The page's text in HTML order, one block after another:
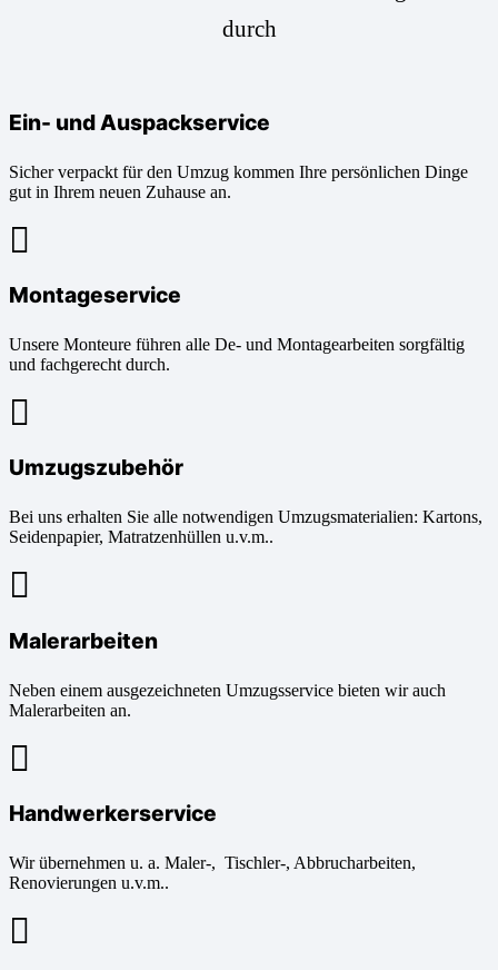
durch
Ein- und Auspackservice
Sicher verpackt für den Umzug kommen Ihre persönlichen Dinge
gut in Ihrem neuen Zuhause an.
Montageservice
Unsere Monteure führen alle De- und Montagearbeiten sorgfältig
und fachgerecht durch.
Umzugszubehör
Bei uns erhalten Sie alle notwendigen Umzugsmaterialien: Kartons,
Seidenpapier, Matratzenhüllen u.v.m..
Malerarbeiten
Neben einem ausgezeichneten Umzugsservice bieten wir auch
Malerarbeiten an.
Handwerkerservice
Wir übernehmen u. a. Maler-, Tischler-, Abbrucharbeiten,
Renovierungen u.v.m..